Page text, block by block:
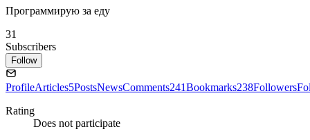
Программирую за еду
31
Subscribers
Follow
ProfileArticles5PostsNewsComments241Bookmarks238Followers
Rating
Does not participate